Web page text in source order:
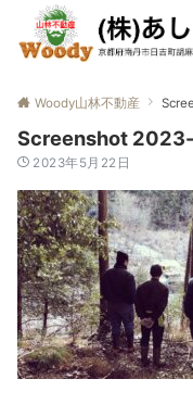
Woody山林不動産
Screenshot
2023年5月22日